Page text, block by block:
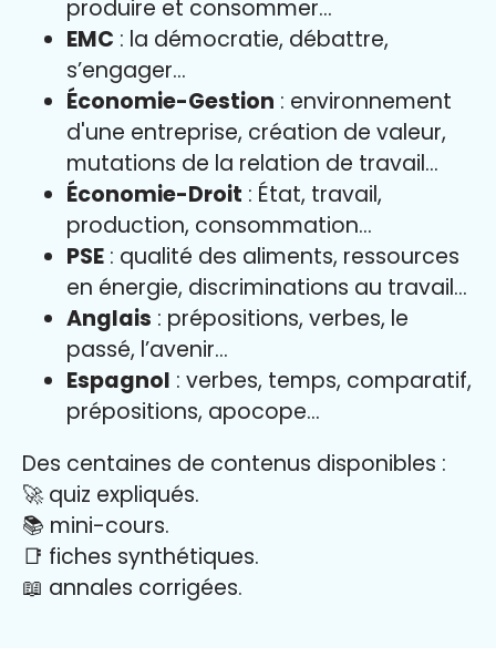
produire et consommer…
EMC : la démocratie, débattre,
s’engager…
Économie-Gestion : environnement
d'une entreprise, création de valeur,
mutations de la relation de travail…
Économie-Droit : État, travail,
production, consommation…
PSE : qualité des aliments, ressources
en énergie, discriminations au travail…
Anglais : prépositions, verbes, le
passé, l’avenir…
Espagnol : verbes, temps, comparatif,
prépositions, apocope…
Des centaines de contenus disponibles :
🚀 quiz expliqués.
📚 mini-cours.
📑 fiches synthétiques.
📖 annales corrigées.